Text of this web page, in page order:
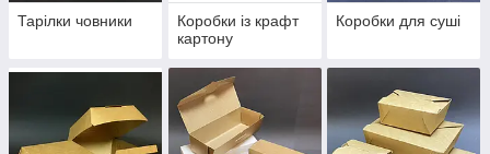
Тарілки човники
Коробки із крафт
картону
Коробки для суші